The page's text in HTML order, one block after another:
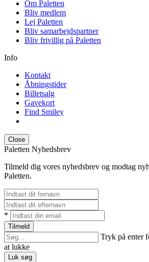
Om Paletten
Bliv medlem
Lej Paletten
Bliv samarbejdspartner
Bliv frivillig på Paletten
Info
Kontakt
Åbningstider
Billetsalg
Gavekort
Find Smiley
Close
Paletten Nyhedsbrev
Tilmeld dig vores nyhedsbrev og modtag
Paletten.
*
Tilmeld
Tryk på enter
at lukke
Luk søg